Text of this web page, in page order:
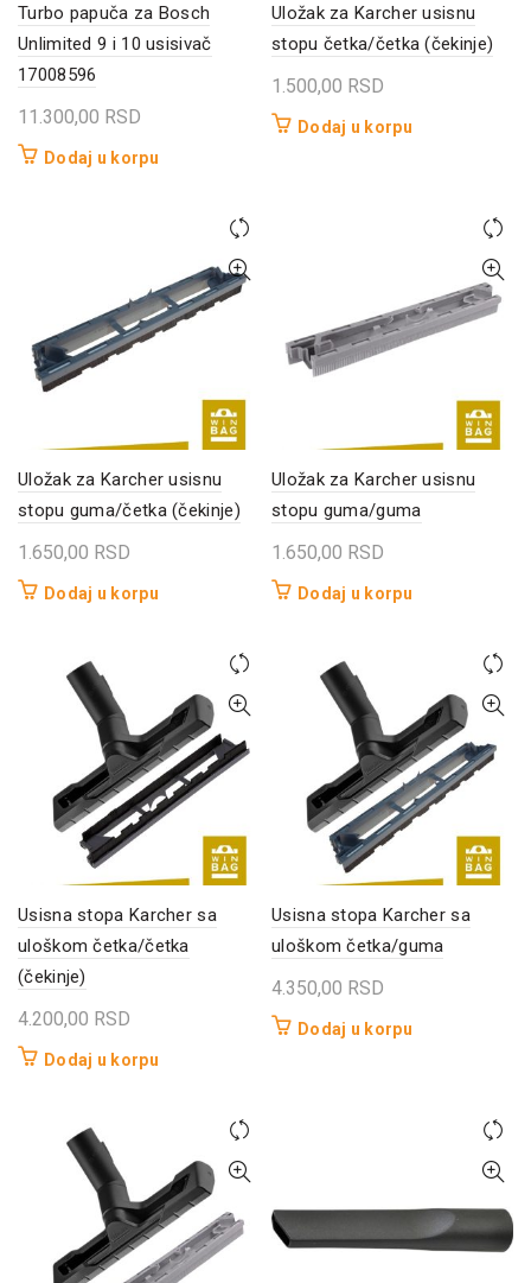
Turbo papuča za Bosch
Unlimited 9 i 10 usisivač
17008596
11.300,00 RSD
Dodaj u korpu
Uložak za Karcher usisnu
stopu četka/četka (čekinje)
1.500,00 RSD
Dodaj u korpu
Uložak za Karcher usisnu
stopu guma/četka (čekinje)
1.650,00 RSD
Dodaj u korpu
Uložak za Karcher usisnu
stopu guma/guma
1.650,00 RSD
Dodaj u korpu
Usisna stopa Karcher sa
uloškom četka/četka
(čekinje)
4.200,00 RSD
Dodaj u korpu
Usisna stopa Karcher sa
uloškom četka/guma
4.350,00 RSD
Dodaj u korpu